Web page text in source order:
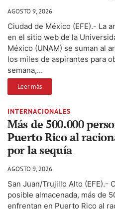
AGOSTO 9, 2026
Ciudad de México (EFE).- La
en el sitio web de la
México (UNAM) se suman al
los miles de aspirantes para
semana,...
Leer más
INTERNACIONALES
Más de 500.000
Puerto Rico al
por la sequía
AGOSTO 9, 2026
San Juan/Trujillo Alto (EFE).-
posible almacenada, más de
enfrentan en Puerto Rico al